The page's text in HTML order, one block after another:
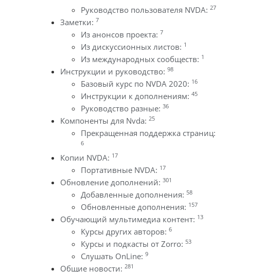
Руководство пользователя NVDA: 27
Заметки: 7
Из анонсов проекта: 7
Из дискуссионных листов: 1
Из международных сообществ: 1
Инструкции и руководство: 98
Базовый курс по NVDA 2020: 16
Инструкции к дополнениям: 45
Руководство разные: 36
Компоненты для Nvda: 25
Прекращенная поддержка страниц:
6
Копии NVDA: 17
Портативные NVDA: 17
Обновление дополнений: 301
Добавленные дополнения: 58
Обновленные дополнения: 157
Обучающий мультимедиа контент: 13
Курсы других авторов: 6
Курсы и подкасты от Zorro: 53
Слушать OnLine: 9
Общие новости: 281